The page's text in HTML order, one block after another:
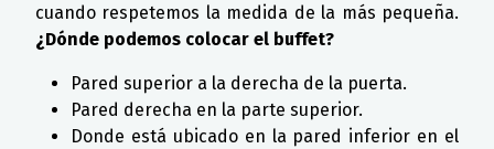
cuando respetemos la medida de la más pequeña.
¿Dónde podemos colocar el buffet?
Pared superior a la derecha de la puerta.
Pared derecha en la parte superior.
Donde está ubicado en la pared inferior en el